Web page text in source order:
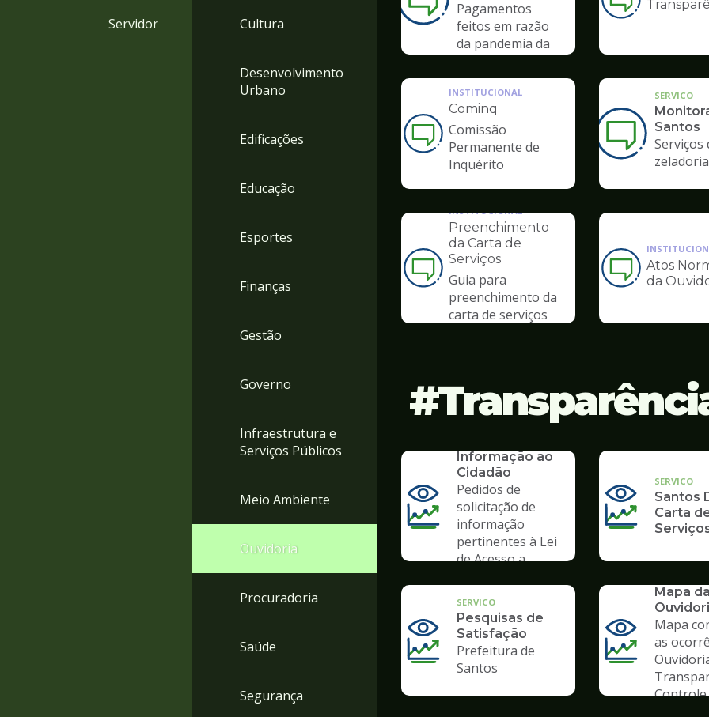
Servidor Cultura
Desenvolvimento
Urbano
Edificações
Educação
Esportes
Finanças
Gestão
Governo
Infraestrutura e
Serviços Públicos
Meio Ambiente
Ouvidoria
Procuradoria
Saúde
Segurança
Pagamentos
feitos em razão
da pandemia da
Ilustração
da
de
Ouvidoria
Ilustração
da
de
Ouvidoria
INSTITUCIONAL
Cominq
Comissão
Permanente de
Inquérito
SERVICO
Santos
Serviços
zeladoria
Ilustração
da
pagina
de
INSTITUCIONAL
Preenchimento
da Carta de
Serviços
Guia para
preenchimento da
carta de serviços
Ilustração
da
de
Atos
da
Informação ao
Cidadão
Pedidos de
solicitação de
informação
pertinentes à Lei
de Acesso a
SERVICO
Santos
Carta
SERVICO
Pesquisas de
Satisfação
Prefeitura de
Santos
Mapa
Mapa
as
Controle